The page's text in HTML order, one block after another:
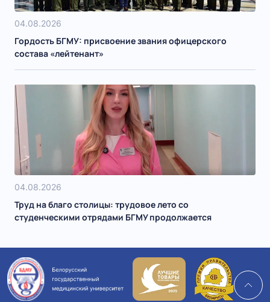
04.08.2026
Гордость БГМУ: присвоение звания офицерского
состава «лейтенант»
04.08.2026
Труд на благо столицы: трудовое лето со
студенческими отрядами БГМУ продолжается